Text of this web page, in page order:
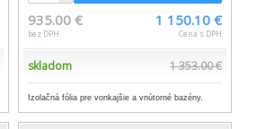
935.00 €
bez DPH
1 150.10 €
Cena s DPH
skladom 1 353.00 €
Izolačná fólia pre vonkajšie a vnútorné bazény.